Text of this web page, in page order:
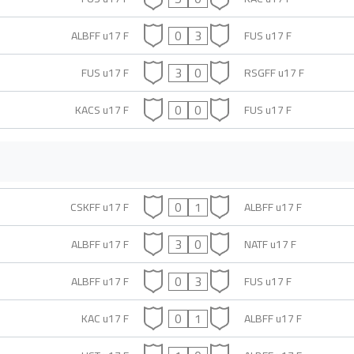
ALBFF u17 F
0 3
FUS u17 F
FUS u17 F
3 0
RSGFF u17 F
KACS u17 F
0 0 FUS u17 F
CSKFF u17 F 0 1
ALBFF u17 F
ALBFF u17 F
3 0
NATF u17 F
ALBFF u17 F
0 3
FUS u17 F
KAC u17 F
0 1
ALBFF u17 F